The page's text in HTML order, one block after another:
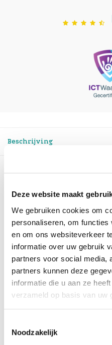
Deze website maakt
We gebruiken cookies om
personaliseren, om
en om ons websiteverkeer
informatie over uw gebruik
partners voor social media,
partners kunnen deze
informatie die u aan ze
verzameld op basis van uw
Noodzakelijk
Beschrijving
Adapter
De Avid Pro Tools |
muziekproductie wordt
processoren en een
staat om
te volgen en monitoren
wanneer gebruik wordt
Aangezien Carbon enkel
Briding, aka IEEE 802.1),
geschikte Thunderbolt